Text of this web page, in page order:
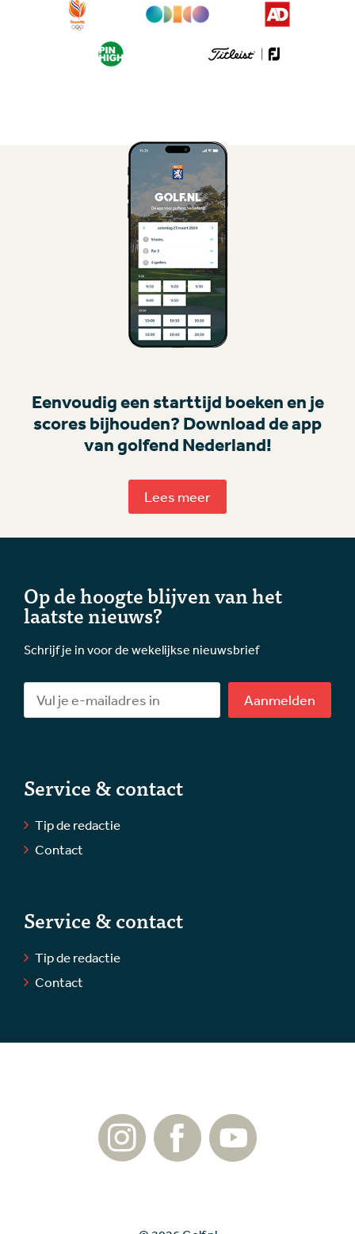
Eenvoudig een starttijd boeken en je
scores bijhouden? Download de app
van golfend Nederland!
Lees meer
Op de hoogte blijven van het
laatste nieuws?
Schrijf je in voor de wekelijkse nieuwsbrief
Aanmelden
Service & contact
Tip de redactie
Contact
Service & contact
Tip de redactie
Contact